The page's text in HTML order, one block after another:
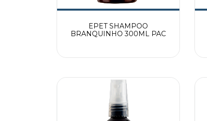
EPET SHAMPOO
BRANQUINHO 300ML PAC